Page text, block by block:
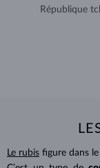
République
Le rubis figure dans